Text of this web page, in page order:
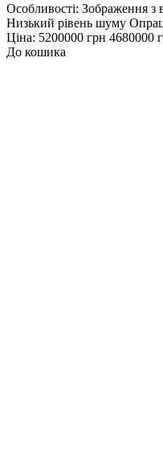
Особливості: Зображення з
Низький рівень шуму
Ціна: 5200000 грн 4680000
До кошика